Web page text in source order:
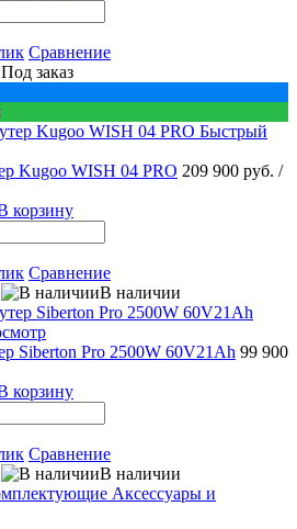
Сравнение
Под заказ
Быстрый
Kugoo WISH 04 PRO 209 900 руб. /
корзину
Сравнение
В наличии
Siberton Pro 2500W 60V21Ah 99 900
корзину
Сравнение
В наличии
Аксессуары и